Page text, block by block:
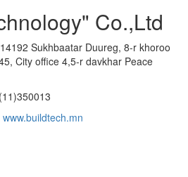
Co.,Ltd
Sukhbaatar Duureg, 8-r khoroo
City office 4,5-r davkhar Peace
www.buildtech.mn